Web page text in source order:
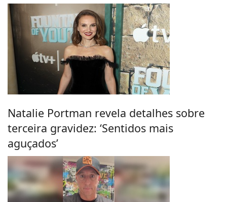
Natalie Portman revela detalhes sobre
terceira gravidez: ‘Sentidos mais
aguçados’